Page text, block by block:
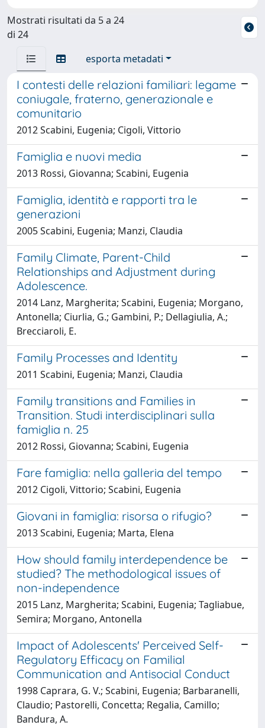
Mostrati risultati da 5 a 24
di 24
esporta metadati
I contesti delle relazioni familiari: legame
coniugale, fraterno, generazionale e
comunitario
2012 Scabini, Eugenia; Cigoli, Vittorio
Famiglia e nuovi media
2013 Rossi, Giovanna; Scabini, Eugenia
Famiglia, identità e rapporti tra le
generazioni
2005 Scabini, Eugenia; Manzi, Claudia
Family Climate, Parent-Child
Relationships and Adjustment during
Adolescence.
2014 Lanz, Margherita; Scabini, Eugenia; Morgano,
Antonella; Ciurlia, G.; Gambini, P.; Dellagiulia, A.;
Brecciaroli, E.
Family Processes and Identity
2011 Scabini, Eugenia; Manzi, Claudia
Family transitions and Families in
Transition. Studi interdisciplinari sulla
famiglia n. 25
2012 Rossi, Giovanna; Scabini, Eugenia
Fare famiglia: nella galleria del tempo
2012 Cigoli, Vittorio; Scabini, Eugenia
Giovani in famiglia: risorsa o rifugio?
2013 Scabini, Eugenia; Marta, Elena
How should family interdependence be
studied? The methodological issues of
non-independence
2015 Lanz, Margherita; Scabini, Eugenia; Tagliabue,
Semira; Morgano, Antonella
Impact of Adolescents' Perceived Self-
Regulatory Efficacy on Familial
Communication and Antisocial Conduct
1998 Caprara, G. V.; Scabini, Eugenia; Barbaranelli,
Claudio; Pastorelli, Concetta; Regalia, Camillo;
Bandura, A.